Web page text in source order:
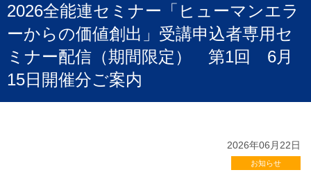
2026全能連セミナー「ヒューマンエラ
ーからの価値創出」受講申込者専用セ
ミナー配信（期間限定） 第1回 6月
15日開催分ご案内
2026年06月22日
お知らせ